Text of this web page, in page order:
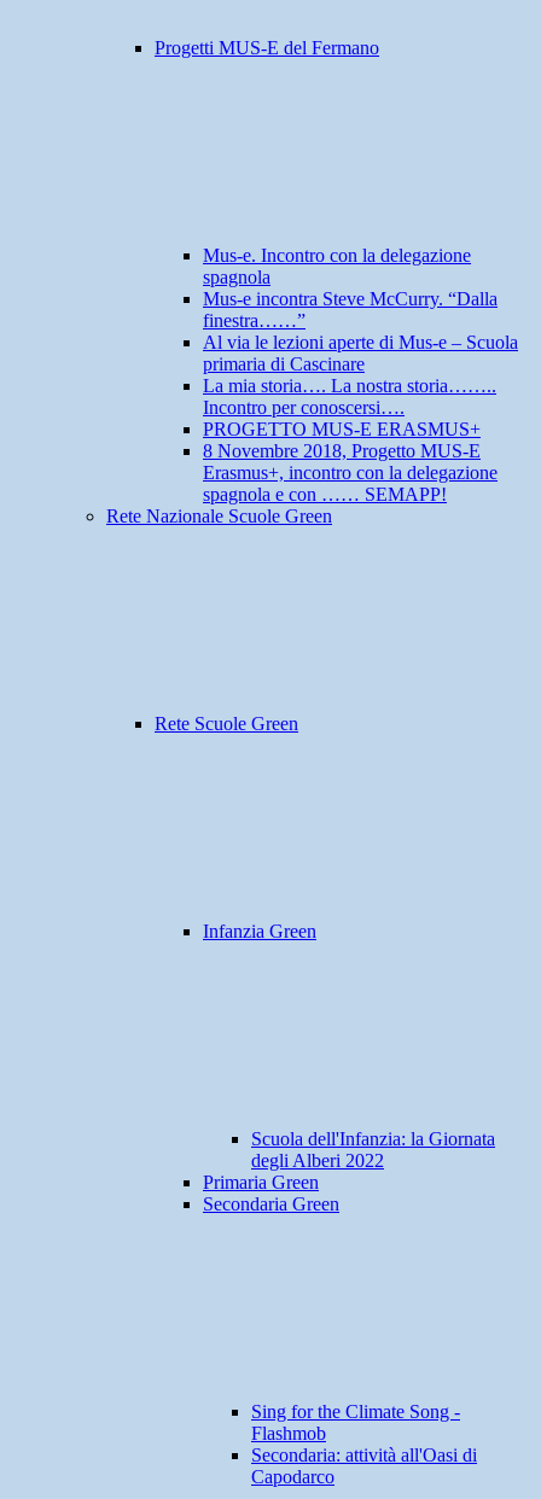
Progetti MUS-E del Fermano
Mus-e. Incontro con la delegazione
spagnola
Mus-e incontra Steve McCurry. “Dalla
finestra……”
Al via le lezioni aperte di Mus-e – Scuola
primaria di Cascinare
La mia storia…. La nostra storia……..
Incontro per conoscersi….
PROGETTO MUS-E ERASMUS+
8 Novembre 2018, Progetto MUS-E
Erasmus+, incontro con la delegazione
spagnola e con …… SEMAPP!
Rete Nazionale Scuole Green
Rete Scuole Green
Infanzia Green
Scuola dell'Infanzia: la Giornata
degli Alberi 2022
Primaria Green
Secondaria Green
Sing for the Climate Song -
Flashmob
Secondaria: attività all'Oasi di
Capodarco